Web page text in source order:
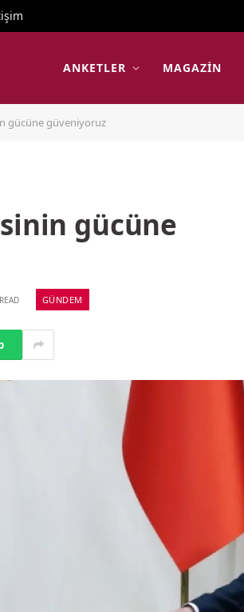
ANKETLER MAGAZIN
gücüne güveniyoruz
gücüne
GÜNDEM